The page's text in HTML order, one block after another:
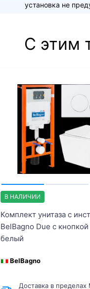
установка не
С этим
В НАЛИЧИИ
Комплект унитаза с
BelBagno Due с
белый
BelBagno
Доставка в